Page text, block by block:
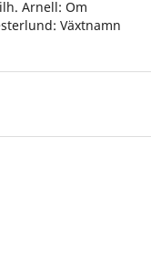
Arnell: Om
Växtnamn